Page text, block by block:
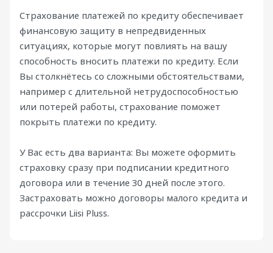
Страхование платежей по кредиту обеспечивает
финансовую защиту в непредвиденных
ситуациях, которые могут повлиять на вашу
способность вносить платежи по кредиту. Если
Вы столкнётесь со сложными обстоятельствами,
например с длительной нетрудоспособностью
или потерей работы, страхование поможет
покрыть платежи по кредиту.
У Вас есть два варианта: Вы можете оформить
страховку сразу при подписании кредитного
договора или в течение 30 дней после этого.
Застраховать можно договоры малого кредита и
рассрочки Liisi Pluss.